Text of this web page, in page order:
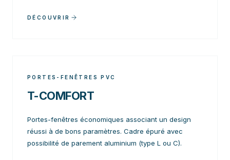
DÉCOUVRIR
PORTES-FENÊTRES PVC
T-COMFORT
Portes-fenêtres économiques associant un design
réussi à de bons paramètres. Cadre épuré avec
possibilité de parement aluminium (type L ou C).